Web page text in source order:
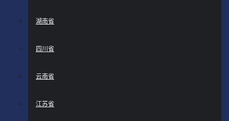
湖南省
四川省
云南省
江苏省